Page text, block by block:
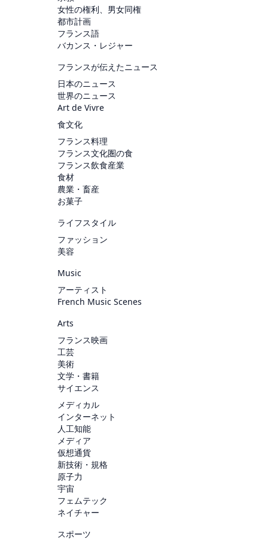
女性の権利、男女同権
都市計画
フランス語
バカンス・レジャー
フランスが伝えたニュース
日本のニュース
世界のニュース
Art de Vivre
食文化
フランス料理
フランス文化圏の食
フランス飲食産業
食材
農業・畜産
お菓子
ライフスタイル
ファッション
美容
Music
アーティスト
French Music Scenes
Arts
フランス映画
工芸
美術
文学・書籍
サイエンス
メディカル
インターネット
人工知能
メディア
仮想通貨
新技術・規格
原子力
宇宙
フェムテック
ネイチャー
スポーツ